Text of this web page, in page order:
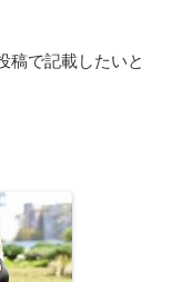
稿で記載したいと